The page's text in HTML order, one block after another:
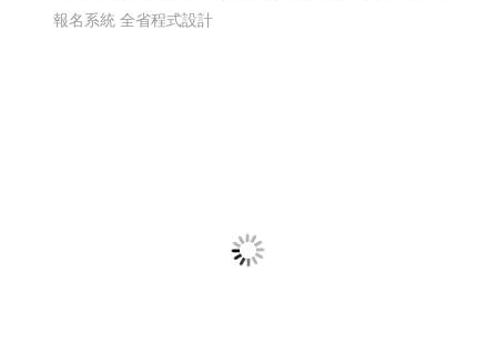
報名系統 全省程式設計